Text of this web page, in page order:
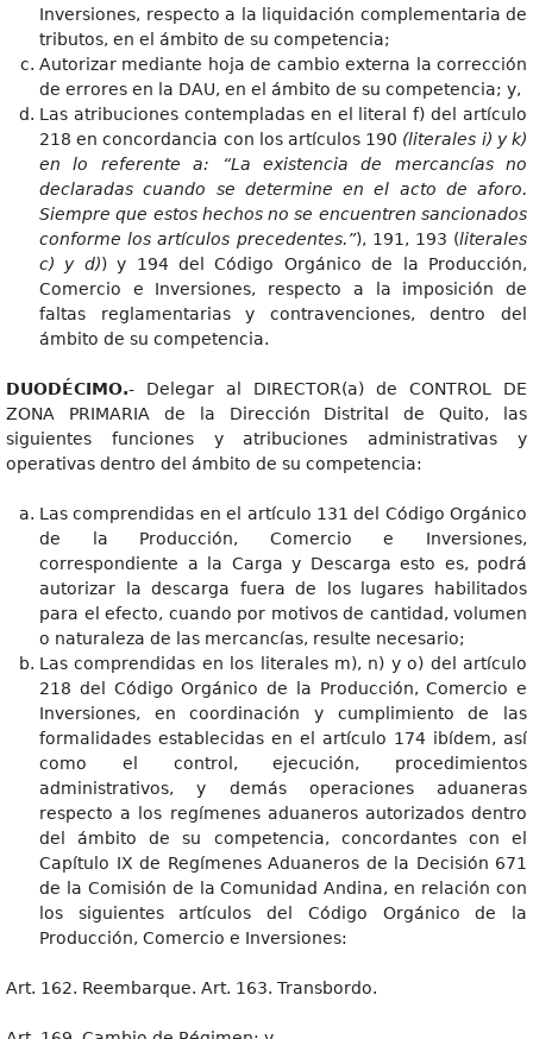
Inversiones, respecto a la liquidación complementaria de
tributos, en el ámbito de su competencia;
Autorizar mediante hoja de cambio externa la corrección
de errores en la DAU, en el ámbito de su competencia; y,
Las atribuciones contempladas en el literal f) del artículo
218 en concordancia con los artículos 190 (literales i) y k)
en lo referente a: “La existencia de mercancías no
declaradas cuando se determine en el acto de aforo.
Siempre que estos hechos no se encuentren sancionados
conforme los artículos precedentes.”), 191, 193 (literales
c) y d)) y 194 del Código Orgánico de la Producción,
Comercio e Inversiones, respecto a la imposición de
faltas reglamentarias y contravenciones, dentro del
ámbito de su competencia.
DUODÉCIMO.- Delegar al DIRECTOR(a) de CONTROL DE
ZONA PRIMARIA de la Dirección Distrital de Quito, las
siguientes funciones y atribuciones administrativas y
operativas dentro del ámbito de su competencia:
Las comprendidas en el artículo 131 del Código Orgánico
de la Producción, Comercio e Inversiones,
correspondiente a la Carga y Descarga esto es, podrá
autorizar la descarga fuera de los lugares habilitados
para el efecto, cuando por motivos de cantidad, volumen
o naturaleza de las mercancías, resulte necesario;
Las comprendidas en los literales m), n) y o) del artículo
218 del Código Orgánico de la Producción, Comercio e
Inversiones, en coordinación y cumplimiento de las
formalidades establecidas en el artículo 174 ibídem, así
como el control, ejecución, procedimientos
administrativos, y demás operaciones aduaneras
respecto a los regímenes aduaneros autorizados dentro
del ámbito de su competencia, concordantes con el
Capítulo IX de Regímenes Aduaneros de la Decisión 671
de la Comisión de la Comunidad Andina, en relación con
los siguientes artículos del Código Orgánico de la
Producción, Comercio e Inversiones:
Art. 162. Reembarque. Art. 163. Transbordo.